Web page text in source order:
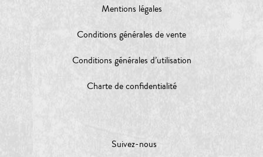
Mentions légales
Conditions générales de vente
Conditions générales d’utilisation
Charte de confidentialité
Suivez-nous